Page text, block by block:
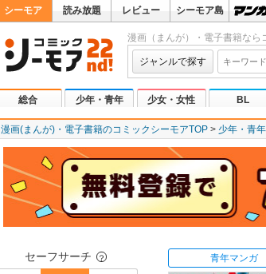
シーモア 読み放題 レビュー シーモア島
漫画（まんが）・電子書籍なら
ジャンルで探す
総合 少年・青年 少女・女性 BL
漫画(まんが)・電子書籍のコミックシーモアTOP 少年・青
セーフサーチ ？ 青年マンガ